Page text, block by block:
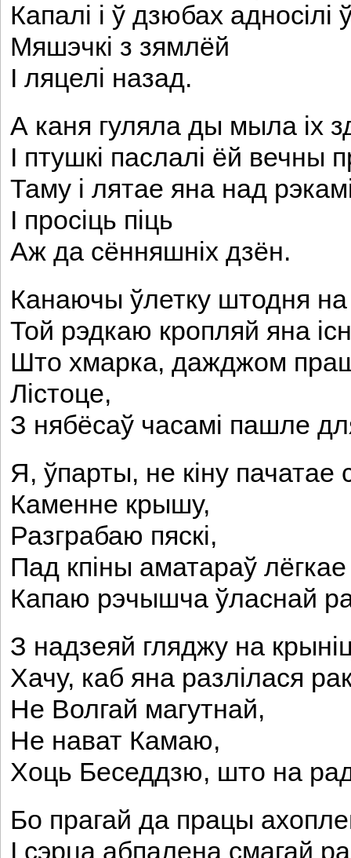
Капалі і ў дзюбах адносілі
Мяшэчкі з зямлёй
I ляцелі назад.
А каня гуляла ды мыла іх
I птушкі паслалі ёй вечны
Таму і лятае яна над
I просіць піць
Аж да сённяшніх дзён.
Канаючы ўлетку штодня на
Той рэдкаю кропляй яна
Што хмарка, дажджом
Лістоце,
З нябёсаў часамі пашле
Я, ўпарты, не кіну пачатае
Каменне крышу,
Разграбаю пяскі,
Пад кпіны аматараў
Капаю рэчышча ўласнай
З надзеяй гляджу на
Хачу, каб яна разлілася
Не Волгай магутнай,
Не нават Камаю,
Хоць Беседдзю, што на
Бо прагай да працы
I сэрца абпалена смагай